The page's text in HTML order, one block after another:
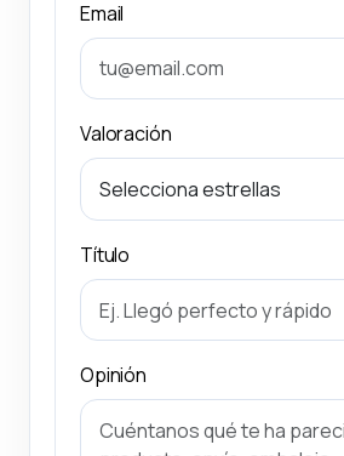
Email
Valoración
Título
Opinión